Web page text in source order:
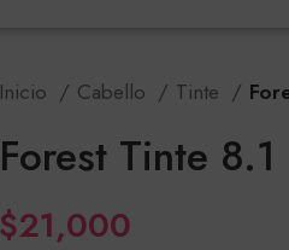
Inicio Cabello Tinte
Forest Tinte 8.1
$21,000